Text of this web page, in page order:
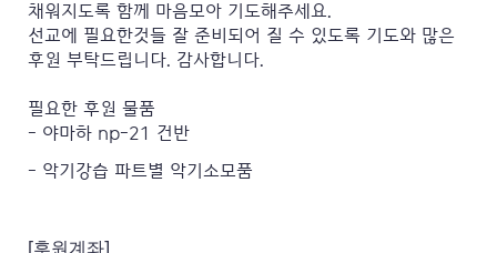
채워지도록 함께 마음모아 기도해주세요.
선교에 필요한것들 잘 준비되어 질 수 있도록 기도와 많은
후원 부탁드립니다. 감사합니다.
필요한 후원 물품
- 야마하 np-21 건반
- 악기강습 파트별 악기소모품
[후원계좌]